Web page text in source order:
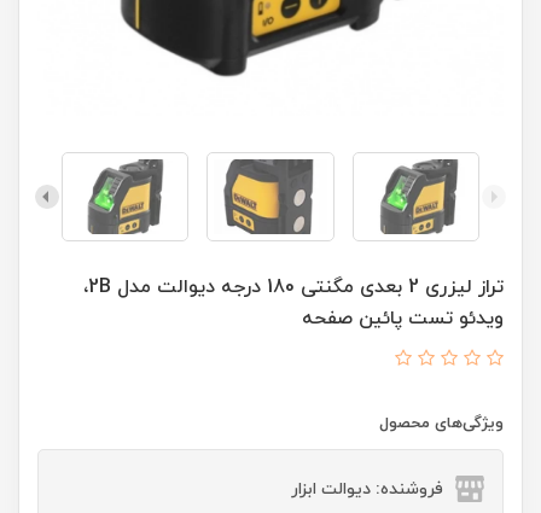
تراز لیزری 2 بعدی مگنتی 180 درجه دیوالت مدل 2B،
ویدئو تست پائین صفحه
ویژگی‌های محصول
فروشنده: دیوالت ابزار